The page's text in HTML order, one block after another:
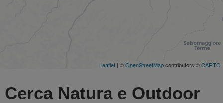
Leaflet | ©OpenStreetMapcontributors ©CARTO
Cerca Natura e Outdoor